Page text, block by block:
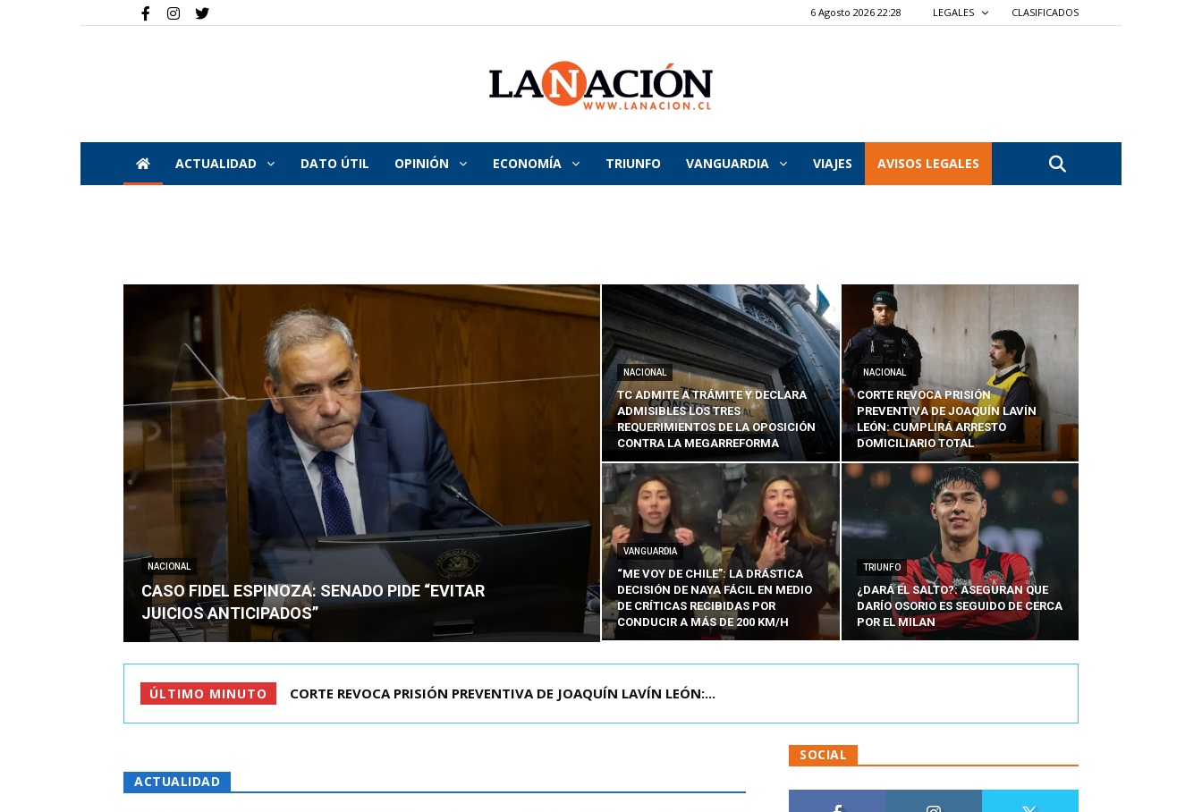
6 Agosto 2026 22:28 LEGALES CLASIFICADOS
La
Nación
ACTUALIDAD DATO ÚTIL OPINIÓN ECONOMÍA TRIUNFO VANGUARDIA VIAJES AVISOS LEGALES
NACIONAL
CASO FIDEL ESPINOZA: SENADO PIDE “EVITAR
JUICIOS ANTICIPADOS”
NACIONAL
TC ADMITE A TRÁMITE Y DECLARA
ADMISIBLES LOS TRES
REQUERIMIENTOS DE LA OPOSICIÓN
CONTRA LA MEGARREFORMA
NACIONAL
CORTE REVOCA PRISIÓN
PREVENTIVA DE JOAQUÍN LAVÍN
LEÓN: CUMPLIRÁ ARRESTO
DOMICILIARIO TOTAL
VANGUARDIA
“ME VOY DE CHILE”: LA DRÁSTICA
DECISIÓN DE NAYA FÁCIL EN MEDIO
DE CRÍTICAS RECIBIDAS POR
CONDUCIR A MÁS DE 200 KM/H
TRIUNFO
¿DARÁ EL SALTO?: ASEGURAN QUE
DARÍO OSORIO ES SEGUIDO DE CERCA
POR EL MILAN
ÚLTIMO MINUTO CORTE REVOCA PRISIÓN PREVENTIVA DE JOAQUÍN LAVÍN LEÓN:...
ACTUALIDAD
SOCIAL